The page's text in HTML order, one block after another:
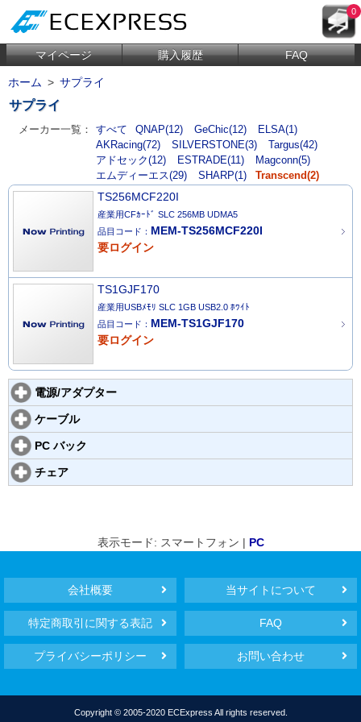
0
マイページ 購入履歴 FAQ
ホーム > サプライ
サプライ
メーカー一覧： すべて QNAP(12) GeChic(12)
ELSA(1)
AKRacing(72)
SILVERSTONE(3)
Targus(42)
アドセック(12)
ESTRADE(11)
Magconn(5)
エムディーエス(29)
SHARP(1) Transcend(2)
TS256MCF220I
産業用CFｶｰﾄﾞ SLC 256MB UDMA5
品目コード： MEM-TS256MCF220I
要ログイン
TS1GJF170
産業用USBﾒﾓﾘ SLC 1GB USB2.0 ﾎﾜｲﾄ
品目コード： MEM-TS1GJF170
要ログイン
電源/アダプター
ケーブル
PC バック
チェア
表示モード: スマートフォン | PC
会社概要 当サイトについて
特定商取引に関する表記 FAQ
プライバシーポリシー お問い合わせ
Copyright © 2005-2020 ECExpress All rights reserved.